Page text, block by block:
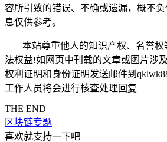
容所引致的错误、不确或遗漏，概不
息仅供参考。
本站尊重他人的知识产权、名誉
法权益!如网页中刊载的文章或图片涉
权利证明和身份证明发送邮件到
工作人员将会进行核查处理回复
THE END
区块链专题
喜欢就支持一下吧